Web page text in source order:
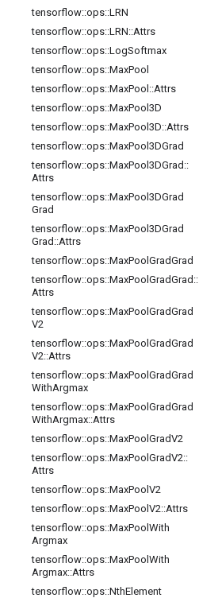
tensorflow::ops::LRN
tensorflow::ops::LRN::Attrs
tensorflow::ops::LogSoftmax
tensorflow::ops::MaxPool
tensorflow::ops::MaxPool ::Attrs
tensorflow::ops::MaxPool3D
tensorflow::ops::MaxPool3D::Attrs
tensorflow::ops::MaxPool3DGrad
tensorflow::ops::MaxPool3DGrad ::
Attrs
tensorflow::ops::MaxPool3DGrad
Grad
tensorflow::ops::MaxPool3DGrad
Grad ::Attrs
tensorflow::ops::MaxPool GradGrad
tensorflow::ops::MaxPool GradGrad ::
Attrs
tensorflow::ops::MaxPool GradGrad
V2
tensorflow::ops::MaxPool GradGrad
V2::Attrs
tensorflow::ops::MaxPool GradGrad
WithArgmax
tensorflow::ops::MaxPool GradGrad
WithArgmax::Attrs
tensorflow::ops::MaxPool GradV2
tensorflow::ops::MaxPool GradV2::
Attrs
tensorflow::ops::MaxPool V2
tensorflow::ops::MaxPool V2::Attrs
tensorflow::ops::MaxPool With
Argmax
tensorflow::ops::MaxPool With
Argmax::Attrs
tensorflow::ops::NthElement